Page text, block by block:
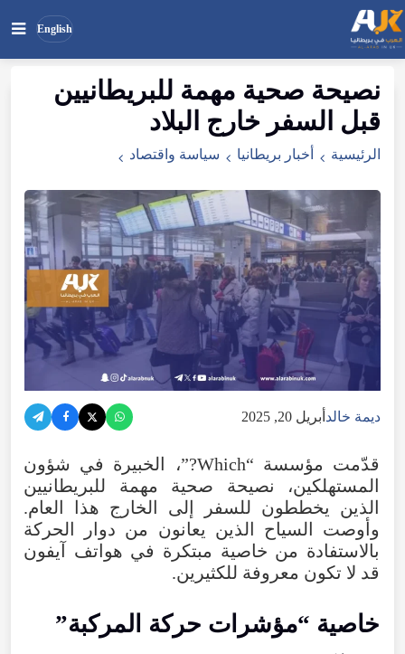
English
ابحث
في
الموقع
بحث
نصيحة صحية مهمة للبريطانيين
قبل السفر خارج البلاد
الرئيسية أخبار بريطانيا سياسة واقتصاد
ديمة خالد أبريل 20, 2025
قدّمت مؤسسة “Which?”، الخبيرة في شؤون
المستهلكين، نصيحة صحية مهمة للبريطانيين
الذين يخططون للسفر إلى الخارج هذا العام.
وأوصت السياح الذين يعانون من دوار الحركة
بالاستفادة من خاصية مبتكرة في هواتف آيفون
قد لا تكون معروفة للكثيرين.
خاصية “مؤشرات حركة المركبة”